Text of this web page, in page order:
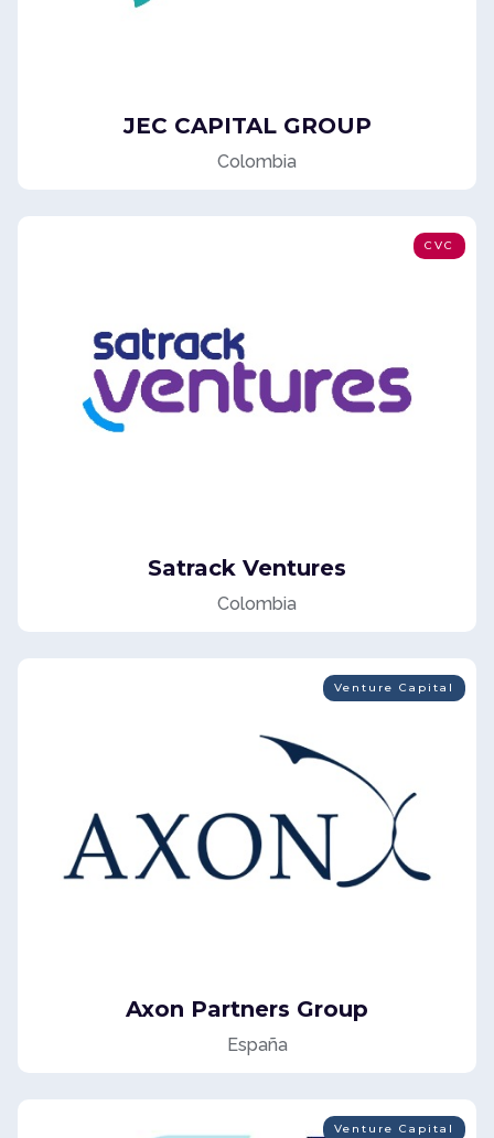
JEC CAPITAL GROUP
Colombia
CVC
Satrack Ventures
Colombia
Venture Capital
Axon Partners Group
España
Venture Capital